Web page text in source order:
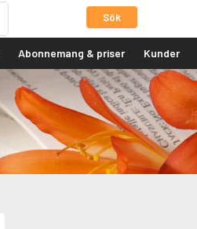
Sök
Abonnemang & priser Kunder